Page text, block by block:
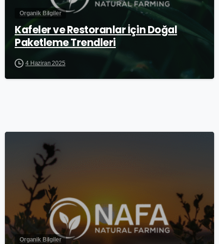
Organik Bilgiler
Kafeler ve Restoranlar İçin Doğal
Paketleme Trendleri
4 Haziran 2025
Organik Bilgiler